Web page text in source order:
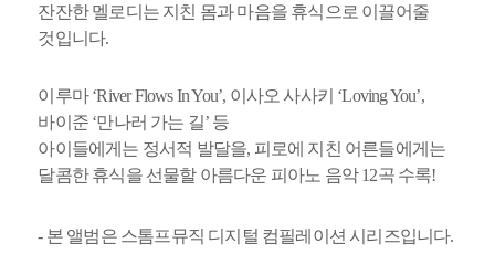
잔잔한 멜로디는 지친 몸과 마음을 휴식으로 이끌어줄
것입니다.
이루마 ‘River Flows In You’, 이사오 사사키 ‘Loving You’,
바이준 ‘만나러 가는 길’ 등
아이들에게는 정서적 발달을, 피로에 지친 어른들에게는
달콤한 휴식을 선물할 아름다운 피아노 음악 12곡 수록!
- 본 앨범은 스톰프뮤직 디지털 컴필레이션 시리즈입니다.